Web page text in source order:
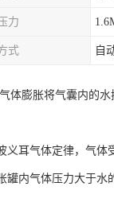
力
式 自
体膨胀将气囊内的水
耳气体定律，气
内气体压力大于